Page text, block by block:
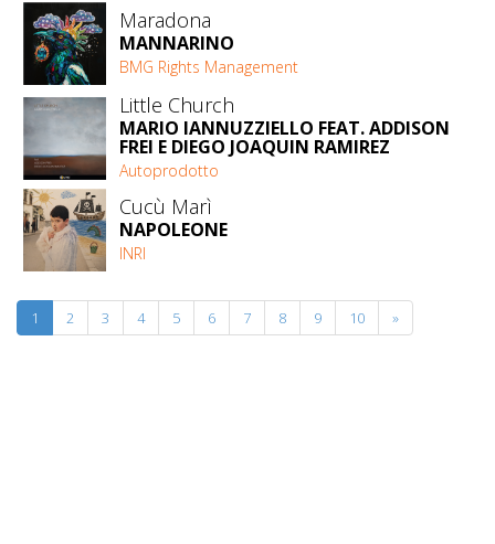
Maradona
MANNARINO
BMG Rights Management
Little Church
MARIO IANNUZZIELLO FEAT. ADDISON
FREI E DIEGO JOAQUIN RAMIREZ
Autoprodotto
Cucù Marì
NAPOLEONE
INRI
1 2 3 4 5 6 7 8 9 10 »